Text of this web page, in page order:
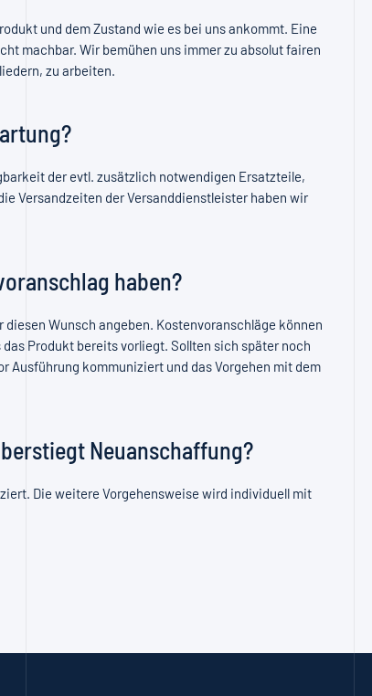
und dem Zustand wie es bei uns ankommt. Eine
machbar. Wir bemühen uns immer zu absolut fairen
zu arbeiten.
der evtl. zusätzlich notwendigen Ersatzteile,
Versandzeiten der Versanddienstleister haben wir
haben?
Wunsch angeben. Kostenvoranschläge können
Produkt bereits vorliegt. Sollten sich später noch
Ausführung kommuniziert und das Vorgehen mit dem
Neuanschaffung?
Die weitere Vorgehensweise wird individuell mit